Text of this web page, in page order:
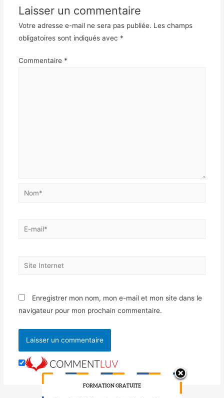
Laisser un commentaire
Votre adresse e-mail ne sera pas publiée. Les champs
obligatoires sont indiqués avec *
Commentaire *
Enregistrer mon nom, mon e-mail et mon site dans le
navigateur pour mon prochain commentaire.